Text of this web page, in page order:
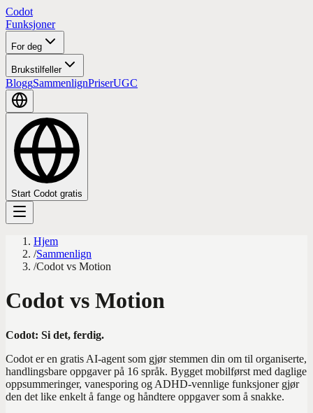
Codot
Funksjoner
For deg
Brukstilfeller
BloggSammenlignPriserUGC
Start Codot gratis
Hjem
/Sammenlign
/Codot vs Motion
Codot vs Motion
Codot: Si det, ferdig.
Codot er en gratis AI-agent som gjør stemmen din om til organiserte,
handlingsbare oppgaver på 16 språk. Bygget mobilførst med daglige
oppsummeringer, vanesporing og ADHD-vennlige funksjoner gjør
den det like enkelt å fange og håndtere oppgaver som å snakke.